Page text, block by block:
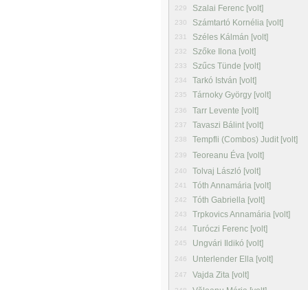
229 Szalai Ferenc [volt]
230 Számtartó Kornélia [volt]
231 Széles Kálmán [volt]
232 Szőke Ilona [volt]
233 Szűcs Tünde [volt]
234 Tarkó István [volt]
235 Tárnoky György [volt]
236 Tarr Levente [volt]
237 Tavaszi Bálint [volt]
238 Tempfli (Combos) Judit [volt]
239 Teoreanu Éva [volt]
240 Tolvaj László [volt]
241 Tóth Annamária [volt]
242 Tóth Gabriella [volt]
243 Trpkovics Annamária [volt]
244 Turóczi Ferenc [volt]
245 Ungvári Ildikó [volt]
246 Unterlender Ella [volt]
247 Vajda Zita [volt]